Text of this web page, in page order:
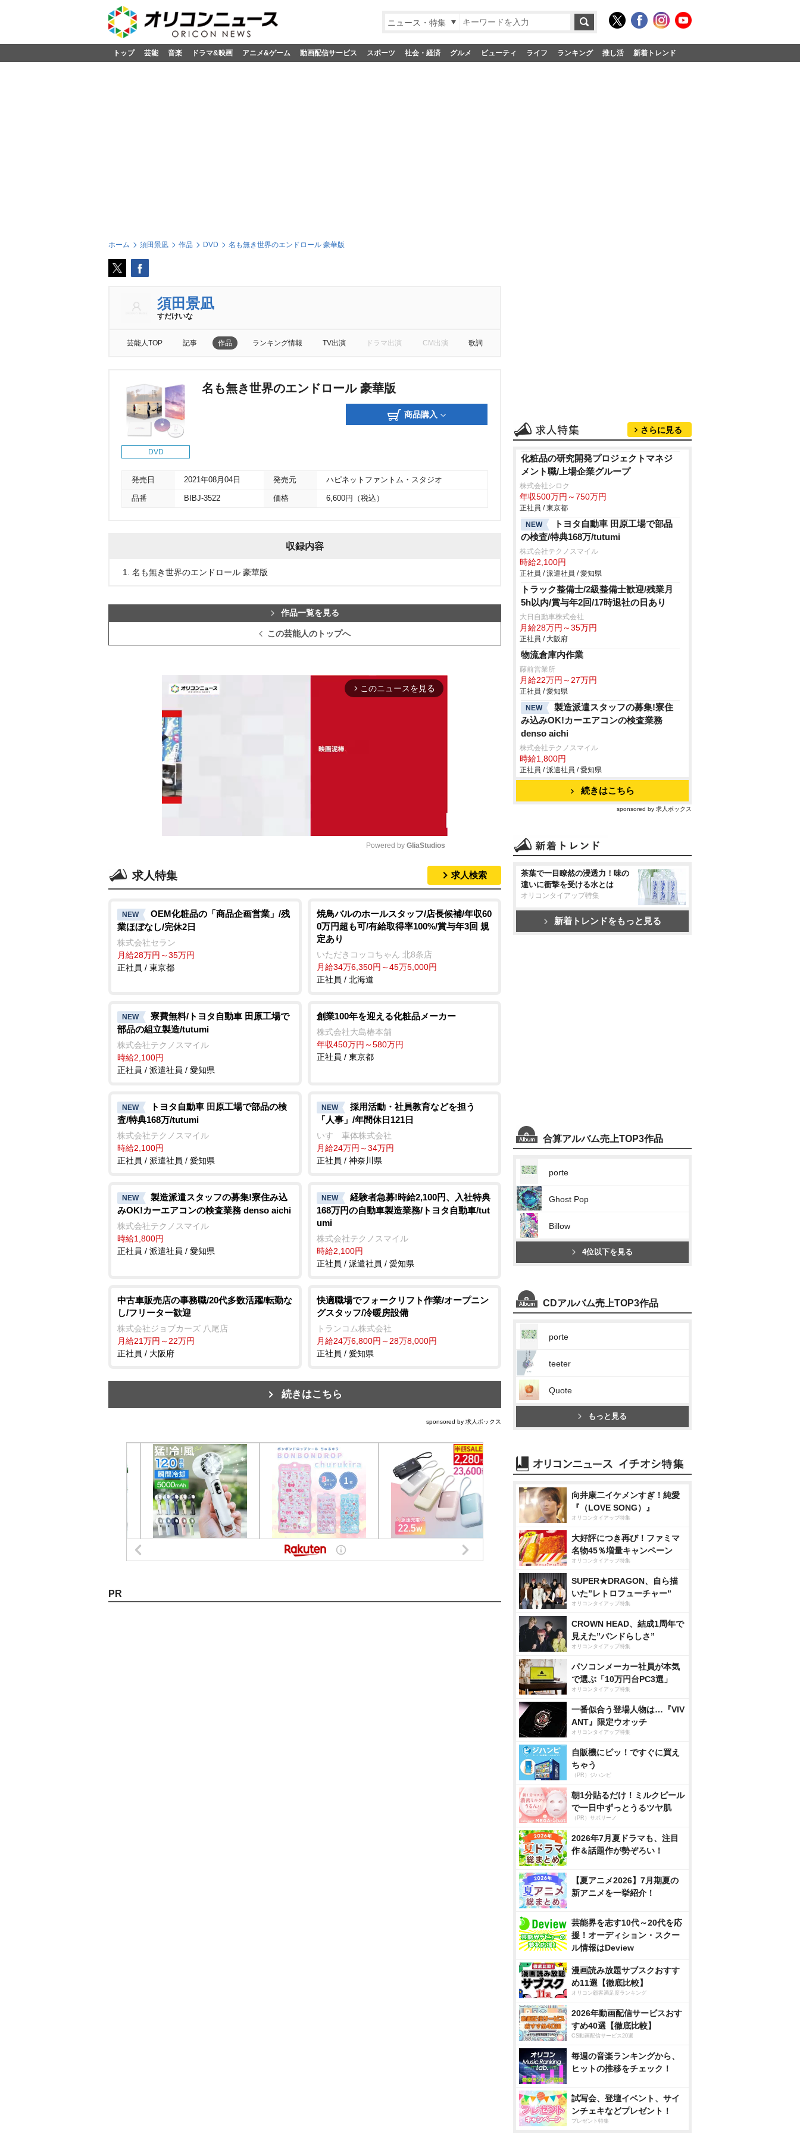
ニュース・特集
トップ 芸能 音楽 ドラマ&映画 アニメ&ゲーム 動画配信サービス スポーツ 社会・経済 グルメ ビューティ ライフ ランキング 推し活 新着トレンド
ホーム 須田景凪 作品 DVD 名も無き世界のエンドロール 豪華版
須田景凪
すだけいな
芸能人TOP 記事 作品 ランキング情報 TV出演 ドラマ出演 CM出演 歌詞
DVD
名も無き世界のエンドロール 豪華版
商品購入
発売日 2021年08月04日 発売元 ハピネットファントム・スタジオ
品番 BIBJ-3522 価格 6,600円（税込）
収録内容
1. 名も無き世界のエンドロール 豪華版
作品一覧を見る
この芸能人のトップへ
arrow_forward_ios このニュースを見る
t
e
Powered by GliaStudios
求人特集 求人検索
NEW
OEM化粧品の「商品企画営業」/残
業ほぼなし/完休2日
株式会社セラン
月給28万円～35万円
正社員 / 東京都
焼鳥バルのホールスタッフ/店長候補/年収60
0万円超も可/有給取得率100%/賞与年3回 規
定あり
いただきコッコちゃん 北8条店
月給34万6,350円～45万5,000円
正社員 / 北海道
NEW
寮費無料/トヨタ自動車 田原工場で
部品の組立製造/tutumi
株式会社テクノスマイル
時給2,100円
正社員 / 派遣社員 / 愛知県
創業100年を迎える化粧品メーカー
株式会社大島椿本舗
年収450万円～580万円
正社員 / 東京都
NEW
トヨタ自動車 田原工場で部品の検
査/特典168万/tutumi
株式会社テクノスマイル
時給2,100円
正社員 / 派遣社員 / 愛知県
NEW
採用活動・社員教育などを担う
「人事」/年間休日121日
いすゞ車体株式会社
月給24万円～34万円
正社員 / 神奈川県
NEW
製造派遣スタッフの募集!寮住み込
みOK!カーエアコンの検査業務 denso aichi
株式会社テクノスマイル
時給1,800円
正社員 / 派遣社員 / 愛知県
NEW
経験者急募!時給2,100円、入社特典
168万円の自動車製造業務/トヨタ自動車/tut
umi
株式会社テクノスマイル
時給2,100円
正社員 / 派遣社員 / 愛知県
中古車販売店の事務職/20代多数活躍/転勤な
し/フリーター歓迎
株式会社ジョブカーズ 八尾店
月給21万円～22万円
正社員 / 大阪府
快適職場でフォークリフト作業/オープニン
グスタッフ/冷暖房設備
トランコム株式会社
月給24万6,800円～28万8,000円
正社員 / 愛知県
続きはこちら
sponsored by 求人ボックス
PR
さらに見る
化粧品の研究開発プロジェクトマネジ
メント職/上場企業グループ
株式会社シロク
年収500万円～750万円
正社員 / 東京都
NEW
トヨタ自動車 田原工場で部品
の検査/特典168万/tutumi
株式会社テクノスマイル
時給2,100円
正社員 / 派遣社員 / 愛知県
トラック整備士/2級整備士歓迎/残業月
5h以内/賞与年2回/17時退社の日あり
大日自動車株式会社
月給28万円～35万円
正社員 / 大阪府
物流倉庫内作業
藤前営業所
月給22万円～27万円
正社員 / 愛知県
NEW
製造派遣スタッフの募集!寮住
み込みOK!カーエアコンの検査業務
denso aichi
株式会社テクノスマイル
時給1,800円
正社員 / 派遣社員 / 愛知県
続きはこちら
sponsored by 求人ボックス
茶葉で一目瞭然の浸透力！味の
違いに衝撃を受ける水とは
オリコンタイアップ特集
新着トレンドをもっと見る
合算アルバム売上TOP3作品
porte
Ghost Pop
Billow
4位以下を見る
CDアルバム売上TOP3作品
porte
teeter
Quote
もっと見る
向井康二イケメンすぎ！純愛
『（LOVE SONG）』
オリコンタイアップ特集
大好評につき再び！ファミマ
名物45％増量キャンペーン
オリコンタイアップ特集
SUPER★DRAGON、自ら描
いた”レトロフューチャー”
オリコンタイアップ特集
CROWN HEAD、結成1周年で
見えた”バンドらしさ”
オリコンタイアップ特集
パソコンメーカー社員が本気
で選ぶ「10万円台PC3選」
オリコンタイアップ特集
一番似合う登場人物は…『VIV
ANT』限定ウオッチ
オリコンタイアップ特集
自販機にピッ！ですぐに買え
ちゃう
（PR）ジハンピ
朝1分貼るだけ！ミルクピール
で一日中ずっとうるツヤ肌
（PR）サボリーノ
2026年7月夏ドラマも、注目
作＆話題作が勢ぞろい！
【夏アニメ2026】7月期夏の
新アニメを一挙紹介！
芸能界を志す10代～20代を応
援！オーディション・スクー
ル情報はDeview
漫画読み放題サブスクおすす
め11選【徹底比較】
オリコン顧客満足度ランキング
2026年動画配信サービスおす
すめ40選【徹底比較】
CS動画配信サービス20選
毎週の音楽ランキングから、
ヒットの推移をチェック！
試写会、登壇イベント、サイ
ンチェキなどプレゼント！
プレゼント特集